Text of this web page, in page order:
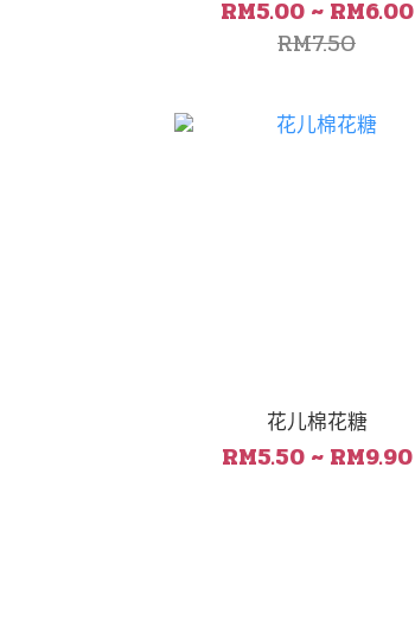
RM5.00 ~ RM6.00
RM7.50
花儿棉花糖
RM5.50 ~ RM9.90